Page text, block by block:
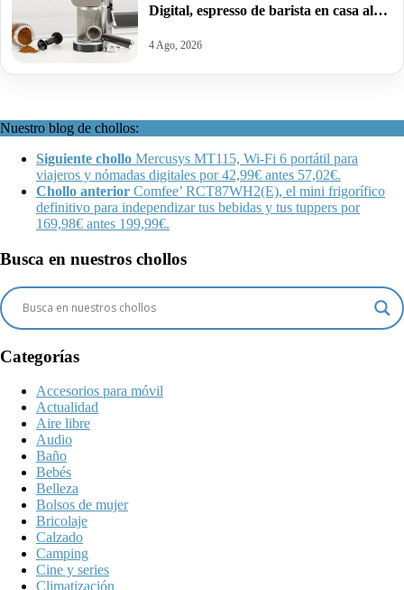
Digital, espresso de barista en casa al
183,99€.
4 Ago, 2026
Nuestro blog de chollos:
Siguiente chollo Mercusys MT115, Wi-Fi 6 portátil para
viajeros y nómadas digitales por 42,99€ antes 57,02€.
Chollo anterior Comfee’ RCT87WH2(E), el mini frigorífico
definitivo para independizar tus bebidas y tus tuppers por
169,98€ antes 199,99€.
Busca en nuestros chollos
Categorías
Accesorios para móvil
Actualidad
Aire libre
Audio
Baño
Bebés
Belleza
Bolsos de mujer
Bricolaje
Calzado
Camping
Cine y series
Climatización